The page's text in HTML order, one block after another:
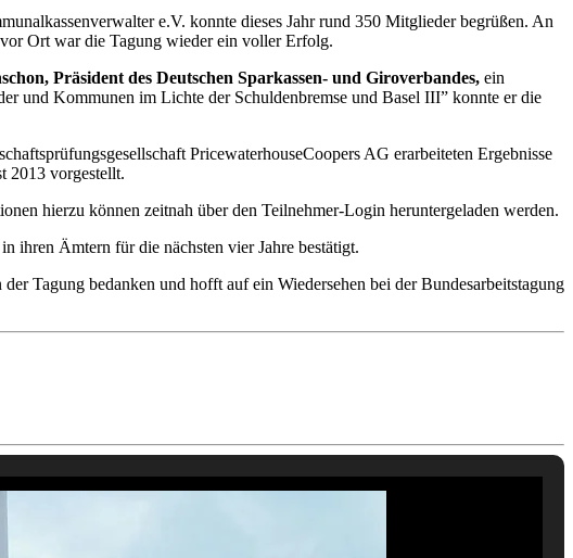
e.V. konnte dieses Jahr rund 350 Mitglieder begrüßen. An
Ort war die Tagung wieder ein voller Erfolg.
Präsident des Deutschen Sparkassen- und Giroverbandes, ein
und Kommunen im Lichte der Schuldenbremse und Basel III” konnte er die
PricewaterhouseCoopers AG erarbeiteten Ergebnisse
2013 vorgestellt.
hierzu können zeitnah über den Teilnehmer-Login heruntergeladen werden.
in ihren Ämtern für die nächsten vier Jahre bestätigt.
Tagung bedanken und hofft auf ein Wiedersehen bei der Bundesarbeitstagung